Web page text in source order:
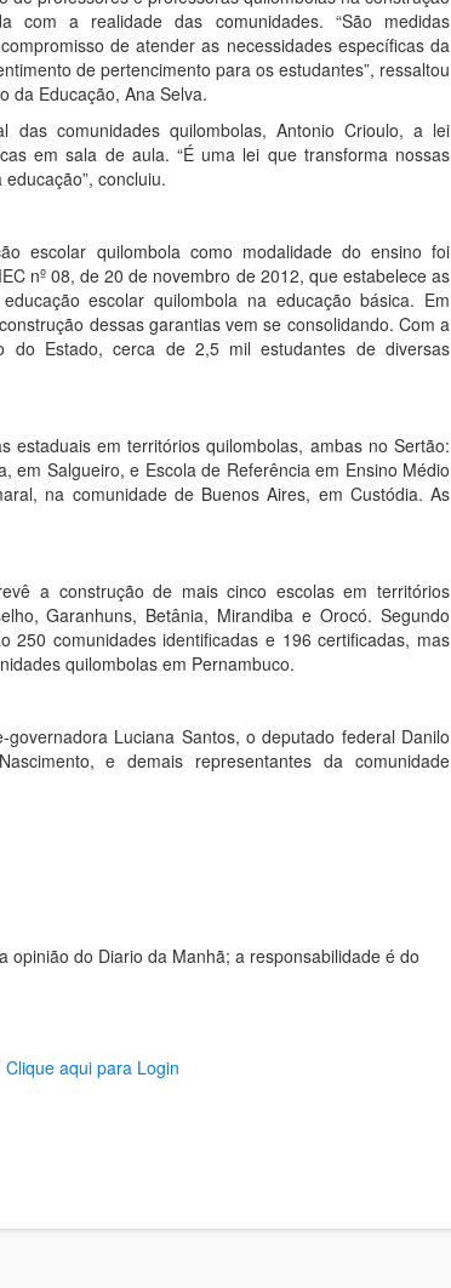
com a realidade das comunidades. “São medidas
de atender as necessidades específicas da
de pertencimento para os estudantes”, ressaltou
da Educação, Ana Selva.
das comunidades quilombolas, Antonio Crioulo, a lei
em sala de aula. “É uma lei que transforma nossas
concluiu.
escolar quilombola como modalidade do ensino foi
nº 08, de 20 de novembro de 2012, que estabelece as
escolar quilombola na educação básica. Em
dessas garantias vem se consolidando. Com a
do Estado, cerca de 2,5 mil estudantes de diversas
estaduais em territórios quilombolas, ambas no Sertão:
em Salgueiro, e Escola de Referência em Ensino Médio
na comunidade de Buenos Aires, em Custódia. As
a construção de mais cinco escolas em territórios
Garanhuns, Betânia, Mirandiba e Orocó. Segundo
250 comunidades identificadas e 196 certificadas, mas
quilombolas em Pernambuco.
Luciana Santos, o deputado federal Danilo
e demais representantes da comunidade
opinião do Diario da Manhã; a responsabilidade é do
Clique aqui para Login